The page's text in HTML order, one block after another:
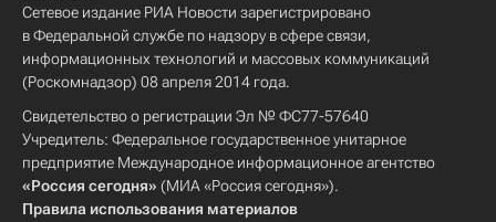
Сетевое издание РИА Новости зарегистрировано
в Федеральной службе по надзору в сфере связи,
информационных технологий и массовых коммуникаций
(Роскомнадзор) 08 апреля 2014 года.
Свидетельство о регистрации Эл № ФС77-57640
Учредитель: Федеральное государственное унитарное
предприятие Международное информационное агентство
«Россия сегодня» (МИА «Россия сегодня»).
Правила использования материалов